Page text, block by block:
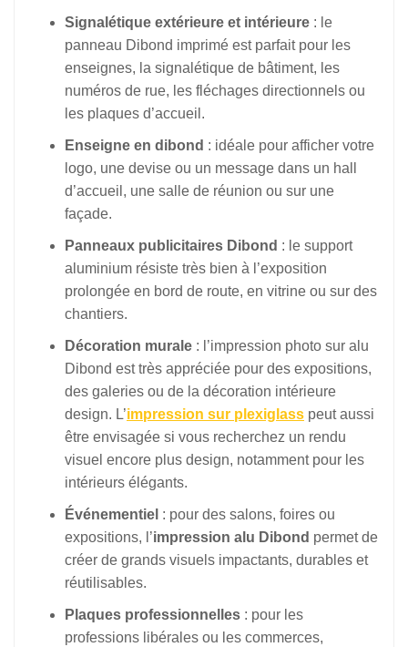
Signalétique extérieure et intérieure : le
panneau Dibond imprimé est parfait pour les
enseignes, la signalétique de bâtiment, les
numéros de rue, les fléchages directionnels ou
les plaques d’accueil.
Enseigne en dibond : idéale pour afficher votre
logo, une devise ou un message dans un hall
d’accueil, une salle de réunion ou sur une
façade.
Panneaux publicitaires Dibond : le support
aluminium résiste très bien à l’exposition
prolongée en bord de route, en vitrine ou sur des
chantiers.
Décoration murale : l’impression photo sur alu
Dibond est très appréciée pour des expositions,
des galeries ou de la décoration intérieure
design. L’impression sur plexiglass peut aussi
être envisagée si vous recherchez un rendu
visuel encore plus design, notamment pour les
intérieurs élégants.
Événementiel : pour des salons, foires ou
expositions, l’impression alu Dibond permet de
créer de grands visuels impactants, durables et
réutilisables.
Plaques professionnelles : pour les
professions libérales ou les commerces,